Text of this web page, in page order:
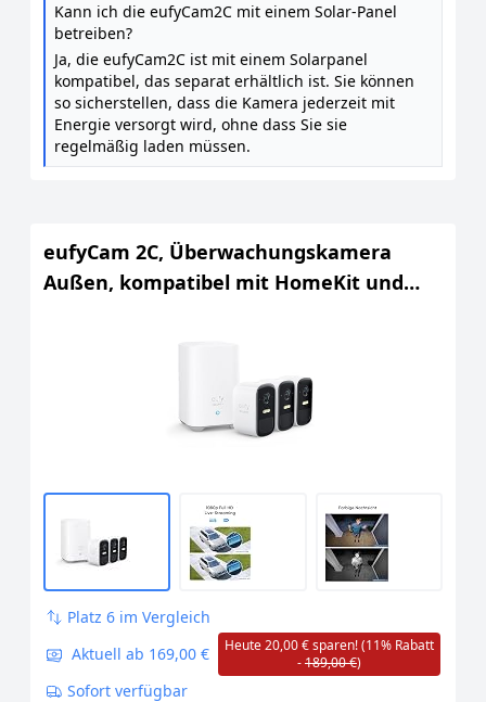
Kann ich die eufyCam2C mit einem Solar-Panel
betreiben?
Ja, die eufyCam2C ist mit einem Solarpanel
kompatibel, das separat erhältlich ist. Sie können
so sicherstellen, dass die Kamera jederzeit mit
Energie versorgt wird, ohne dass Sie sie
regelmäßig laden müssen.
eufyCam 2C, Überwachungskamera
Außen, kompatibel mit HomeKit und
Platz 6 im Vergleich
Aktuell ab 169,00 €
Heute 20,00 € sparen! (11% Rabatt
-189,00 €)
Sofort verfügbar